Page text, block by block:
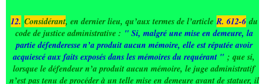
12. Considérant, en dernier lieu, qu’aux termes de l’articleR. 612-6du
code de justice administrative : " Si, malgré une mise en demeure, la
partie défenderesse n’a produit aucun mémoire, elle est réputée avoir
acquiescé aux faits exposés dans les mémoires du requérant " ; que si,
lorsque le défendeur n’a produit aucun mémoire, le juge administratif
n’est pas tenu de procéder à un telle mise en demeure avant de statuer, il